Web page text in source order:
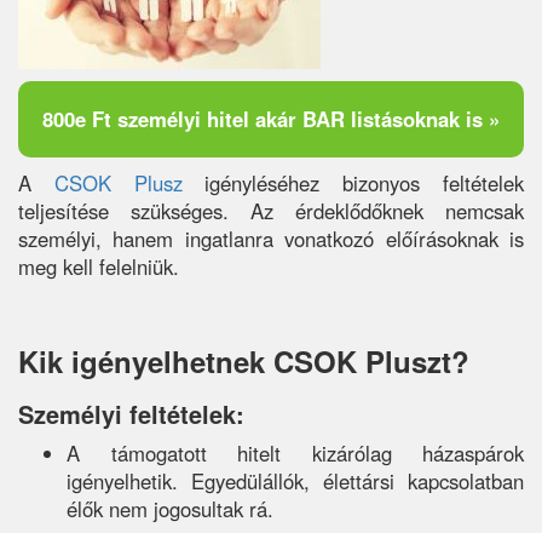
800e Ft személyi hitel akár BAR listásoknak is »
A CSOK Pluszigényléséhez bizonyos feltételek
teljesítése szükséges. Az érdeklődőknek nemcsak
személyi, hanem ingatlanra vonatkozó előírásoknak is
meg kell felelniük.
Kik igényelhetnek CSOK Pluszt?
Személyi feltételek:
A támogatott hitelt kizárólag házaspárok
igényelhetik. Egyedülállók, élettársi kapcsolatban
élők nem jogosultak rá.